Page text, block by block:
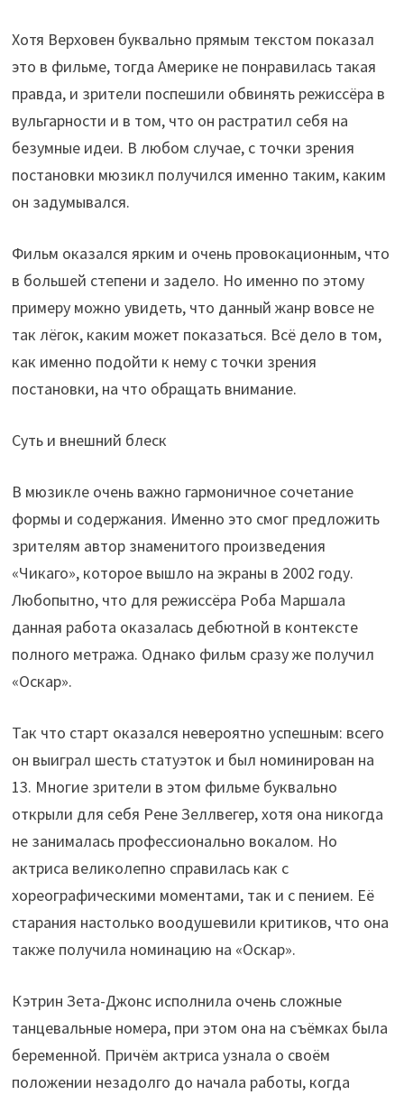
Хотя Верховен буквально прямым текстом показал
это в фильме, тогда Америке не понравилась такая
правда, и зрители поспешили обвинять режиссёра в
вульгарности и в том, что он растратил себя на
безумные идеи. В любом случае, с точки зрения
постановки мюзикл получился именно таким, каким
он задумывался.
Фильм оказался ярким и очень провокационным, что
в большей степени и задело. Но именно по этому
примеру можно увидеть, что данный жанр вовсе не
так лёгок, каким может показаться. Всё дело в том,
как именно подойти к нему с точки зрения
постановки, на что обращать внимание.
Суть и внешний блеск
В мюзикле очень важно гармоничное сочетание
формы и содержания. Именно это смог предложить
зрителям автор знаменитого произведения
«Чикаго», которое вышло на экраны в 2002 году.
Любопытно, что для режиссёра Роба Маршала
данная работа оказалась дебютной в контексте
полного метража. Однако фильм сразу же получил
«Оскар».
Так что старт оказался невероятно успешным: всего
он выиграл шесть статуэток и был номинирован на
13. Многие зрители в этом фильме буквально
открыли для себя Рене Зеллвегер, хотя она никогда
не занималась профессионально вокалом. Но
актриса великолепно справилась как с
хореографическими моментами, так и с пением. Её
старания настолько воодушевили критиков, что она
также получила номинацию на «Оскар».
Кэтрин Зета-Джонс исполнила очень сложные
танцевальные номера, при этом она на съёмках была
беременной. Причём актриса узнала о своём
положении незадолго до начала работы, когда